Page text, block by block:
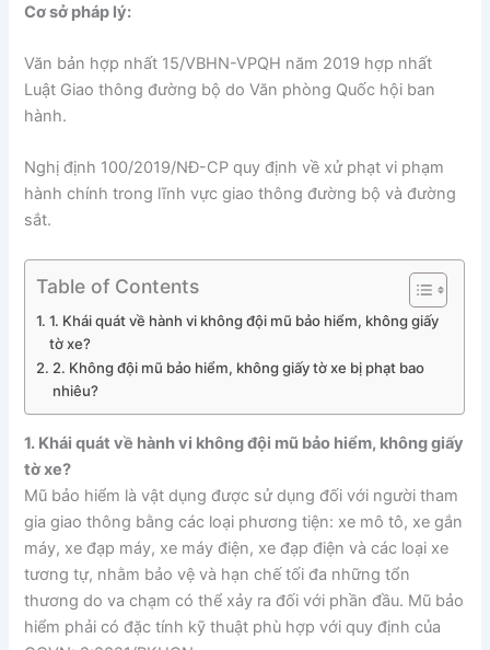
Cơ sở pháp lý:
Văn bản hợp nhất 15/VBHN-VPQH năm 2019 hợp nhất
Luật Giao thông đường bộ do Văn phòng Quốc hội ban
hành.
Nghị định 100/2019/NĐ-CP quy định về xử phạt vi phạm
hành chính trong lĩnh vực giao thông đường bộ và đường
sắt.
Table of Contents
1. Khái quát về hành vi không đội mũ bảo hiểm, không giấy
tờ xe?
2. Không đội mũ bảo hiểm, không giấy tờ xe bị phạt bao
nhiêu?
1. Khái quát về hành vi không đội mũ bảo hiểm, không giấy
tờ xe?
Mũ bảo hiểm là vật dụng được sử dụng đối với người tham
gia giao thông bằng các loại phương tiện: xe mô tô, xe gắn
máy, xe đạp máy, xe máy điện, xe đạp điện và các loại xe
tương tự, nhằm bảo vệ và hạn chế tối đa những tổn
thương do va chạm có thể xảy ra đối với phần đầu. Mũ bảo
hiểm phải có đặc tính kỹ thuật phù hợp với quy định của